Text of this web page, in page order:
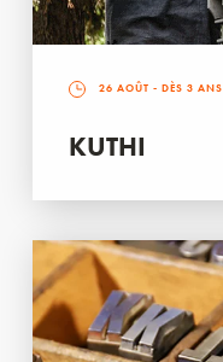
26 AOÛT - DÈS 3 ANS
KUTHI